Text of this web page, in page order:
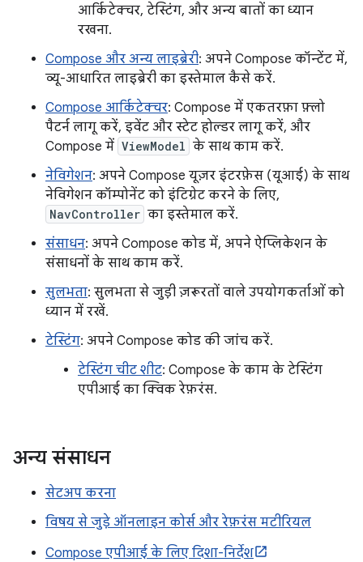
आर्किटेक्चर, टेस्टिंग, और अन्य बातों का ध्यान
रखना.
Compose और अन्य लाइब्रेरी: अपने Compose कॉन्टेंट में,
व्यू-आधारित लाइब्रेरी का इस्तेमाल कैसे करें.
Compose आर्किटेक्चर: Compose में एकतरफ़ा फ़्लो
पैटर्न लागू करें, इवेंट और स्टेट होल्डर लागू करें, और
Compose में ViewModel के साथ काम करें.
नेविगेशन: अपने Compose यूज़र इंटरफ़ेस (यूआई) के साथ
नेविगेशन कॉम्पोनेंट को इंटिग्रेट करने के लिए,
NavController का इस्तेमाल करें.
संसाधन: अपने Compose कोड में, अपने ऐप्लिकेशन के
संसाधनों के साथ काम करें.
सुलभता: सुलभता से जुड़ी ज़रूरतों वाले उपयोगकर्ताओं को
ध्यान में रखें.
टेस्टिंग: अपने Compose कोड की जांच करें.
टेस्टिंग चीट शीट: Compose के काम के टेस्टिंग
एपीआई का क्विक रेफ़रंस.
अन्य संसाधन
सेटअप करना
विषय से जुड़े ऑनलाइन कोर्स और रेफ़रंस मटीरियल
Compose एपीआई के लिए दिशा-निर्देश